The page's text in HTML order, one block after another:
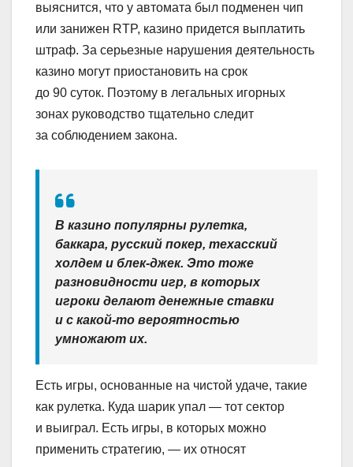
выяснится, что у автомата был подменен чип
или занижен RTP, казино придется выплатить
штраф. За серьезные нарушения деятельность
казино могут приостановить на срок
до 90 суток. Поэтому в легальных игорных
зонах руководство тщательно следит
за соблюдением закона.
В казино популярны рулетка,
баккара, русский покер, техасский
холдем и блек-джек. Это тоже
разновидности игр, в которых
игроки делают денежные ставки
и с какой-то вероятностью
умножают их.
Есть игры, основанные на чистой удаче, такие
как рулетка. Куда шарик упал — тот сектор
и выиграл. Есть игры, в которых можно
применить стратегию, — их относят